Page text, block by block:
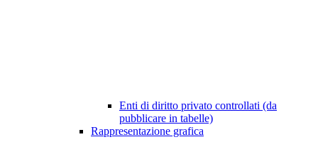
Enti di diritto privato controllati (da
pubblicare in tabelle)
Rappresentazione grafica